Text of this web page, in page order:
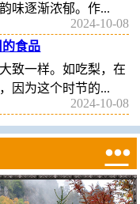
味逐渐浓郁。作...
2024-10-08
食品
致一样。如吃梨，在
因为这个时节的...
2024-10-08
